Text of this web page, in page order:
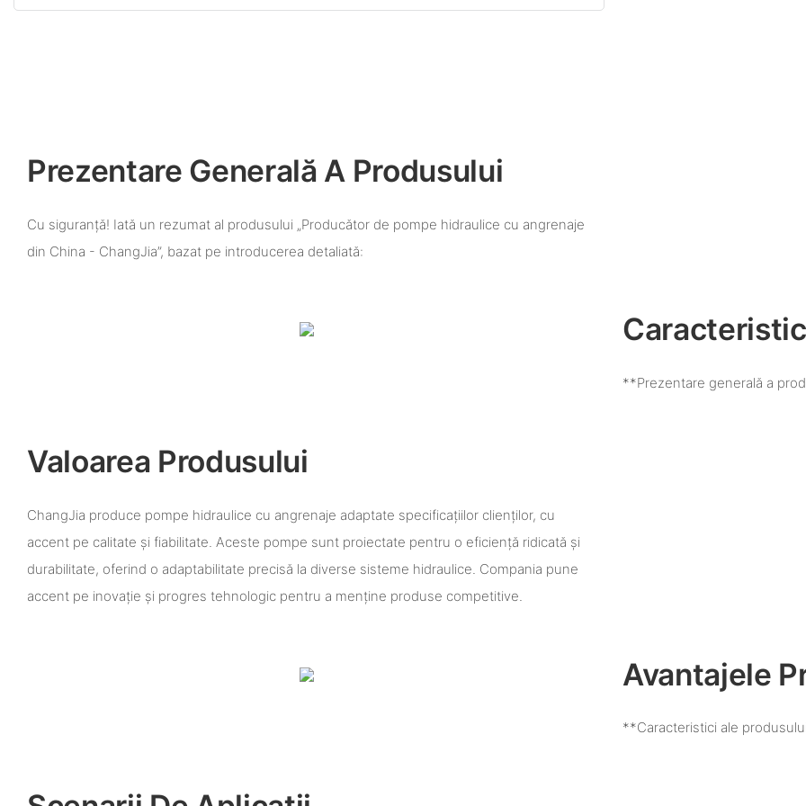
Prezentare Generală A Produsului
Cu siguranță! Iată un rezumat al produsului „Producător de pompe hidraulice cu angrenaje
din China - ChangJia”, bazat pe introducerea detaliată:
**Prezentare generală a
Valoarea Produsului
ChangJia produce pompe hidraulice cu angrenaje adaptate specificațiilor clienților, cu
accent pe calitate și fiabilitate. Aceste pompe sunt proiectate pentru o eficiență ridicată și
durabilitate, oferind o adaptabilitate precisă la diverse sisteme hidraulice. Compania pune
accent pe inovație și progres tehnologic pentru a menține produse competitive.
Avantajele
**Caracteristici ale